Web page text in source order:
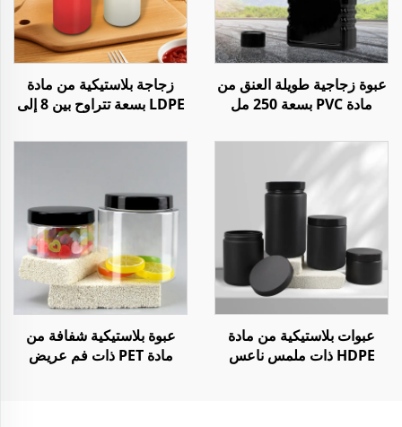
عبوة زجاجية طويلة العنق من
مادة PVC بسعة 250 مل
السيارة
زجاجة بلاستيكية من مادة
LDPE بسعة تتراوح بين 8 إلى
مثل الكتشاب وصلصة الفلفل
عبوات بلاستيكية من مادة
HDPE ذات ملمس ناعس
عبوة بلاستيكية شفافة من
مادة PET ذات فم عريض